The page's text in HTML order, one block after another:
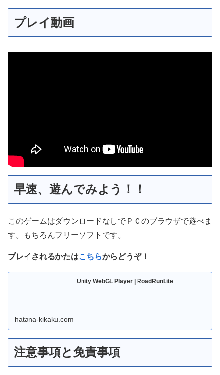
プレイ動画
早速、遊んでみよう！！
このゲームはダウンロードなしでＰＣのブラウザで遊べま
す。もちろんフリーソフトです。
プレイされるかたはこちらからどうぞ！
Unity WebGL Player | RoadRunLite
hatana-kikaku.com
注意事項と免責事項